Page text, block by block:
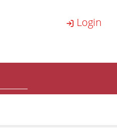
Login